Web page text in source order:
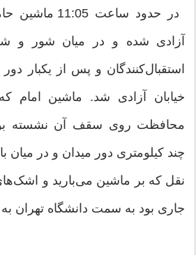
در حدود ساعت
آزادی شده و در میان شور و
استقبال‌کنندگان و پس از یکبار
خیابان آزادی شد. ماشین امام
محافظت روی سقف آن نشسته
چند کیلومتری دور میدان و در میان
نقل که بر ماشین می‌بارید و
جاری بود به سمت دانشگاه تهران